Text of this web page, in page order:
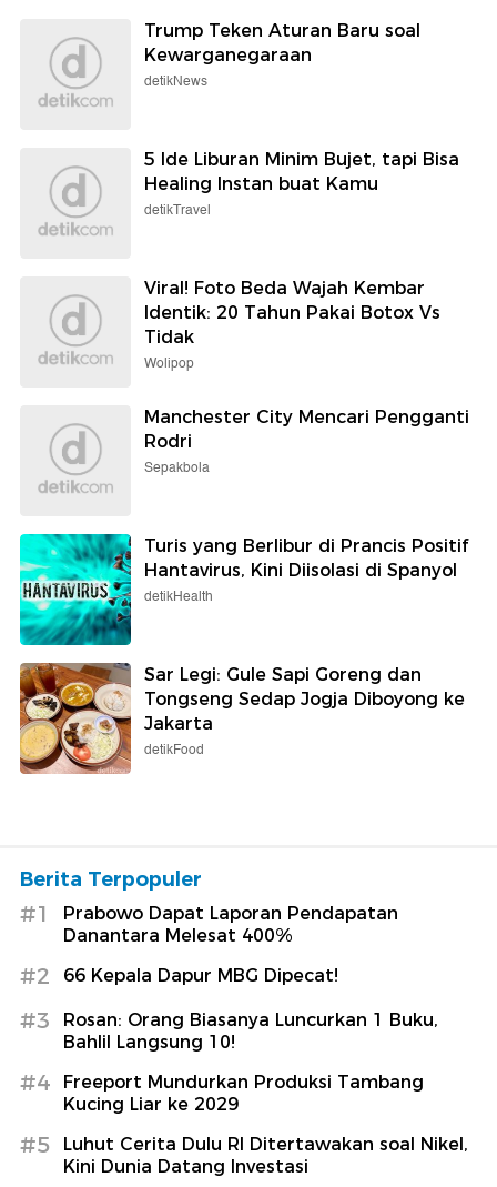
Trump Teken Aturan Baru soal
Kewarganegaraan
detikNews
5 Ide Liburan Minim Bujet, tapi Bisa
Healing Instan buat Kamu
detikTravel
Viral! Foto Beda Wajah Kembar
Identik: 20 Tahun Pakai Botox Vs
Tidak
Wolipop
Manchester City Mencari Pengganti
Rodri
Sepakbola
Turis yang Berlibur di Prancis Positif
Hantavirus, Kini Diisolasi di Spanyol
detikHealth
Sar Legi: Gule Sapi Goreng dan
Tongseng Sedap Jogja Diboyong ke
Jakarta
detikFood
Berita Terpopuler
#1
Prabowo Dapat Laporan Pendapatan
Danantara Melesat 400%
#2 66 Kepala Dapur MBG Dipecat!
#3
Rosan: Orang Biasanya Luncurkan 1 Buku,
Bahlil Langsung 10!
#4
Freeport Mundurkan Produksi Tambang
Kucing Liar ke 2029
#5
Luhut Cerita Dulu RI Ditertawakan soal Nikel,
Kini Dunia Datang Investasi